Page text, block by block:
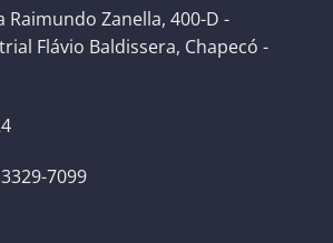
Raimundo Zanella, 400-D -
Flávio Baldissera, Chapecó -
7099